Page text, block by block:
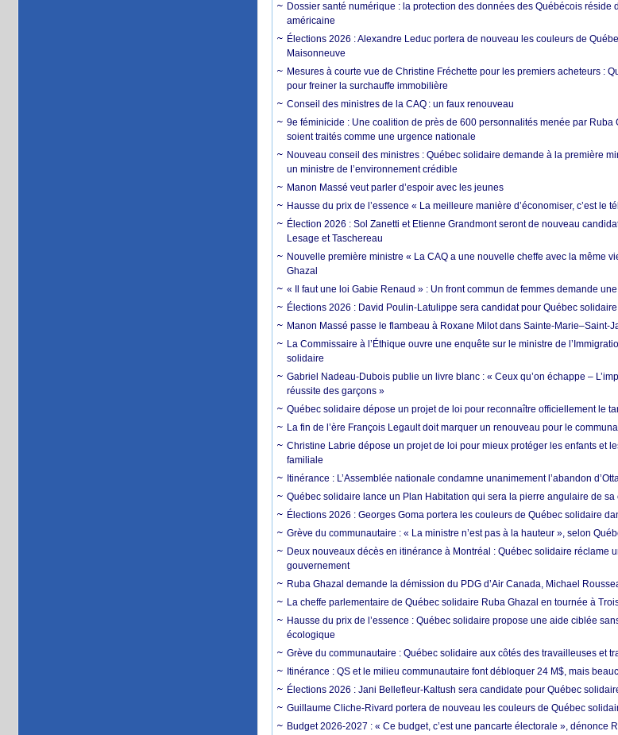
Dossier santé numérique : la protection des données des Québécois réside
américaine
Élections 2026 : Alexandre Leduc portera de nouveau les couleurs de
Maisonneuve
Mesures à courte vue de Christine Fréchette pour les premiers acheteurs :
pour freiner la surchauffe immobilière
Conseil des ministres de la CAQ : un faux renouveau
9e féminicide : Une coalition de près de 600 personnalités menée par
soient traités comme une urgence nationale
Nouveau conseil des ministres : Québec solidaire demande à la première
un ministre de l’environnement crédible
Manon Massé veut parler d’espoir avec les jeunes
Hausse du prix de l’essence « La meilleure manière d’économiser, c’est le
Élection 2026 : Sol Zanetti et Etienne Grandmont seront de nouveau
Lesage et Taschereau
Nouvelle première ministre « La CAQ a une nouvelle cheffe avec la même
Ghazal
« Il faut une loi Gabie Renaud » : Un front commun de femmes demande
Élections 2026 : David Poulin-Latulippe sera candidat pour Québec
Manon Massé passe le flambeau à Roxane Milot dans Sainte-Marie–Saint-
La Commissaire à l’Éthique ouvre une enquête sur le ministre de
solidaire
Gabriel Nadeau-Dubois publie un livre blanc : « Ceux qu’on échappe –
réussite des garçons »
Québec solidaire dépose un projet de loi pour reconnaître officiellement le
La fin de l’ère François Legault doit marquer un renouveau pour le
Christine Labrie dépose un projet de loi pour mieux protéger les enfants et
familiale
Itinérance : L’Assemblée nationale condamne unanimement l’abandon
Québec solidaire lance un Plan Habitation qui sera la pierre angulaire de sa
Élections 2026 : Georges Goma portera les couleurs de Québec solidaire
Grève du communautaire : « La ministre n’est pas à la hauteur », selon
Deux nouveaux décès en itinérance à Montréal : Québec solidaire réclame
gouvernement
Ruba Ghazal demande la démission du PDG d’Air Canada, Michael
La cheffe parlementaire de Québec solidaire Ruba Ghazal en tournée à
Hausse du prix de l’essence : Québec solidaire propose une aide ciblée
écologique
Grève du communautaire : Québec solidaire aux côtés des travailleuses et
Itinérance : QS et le milieu communautaire font débloquer 24 M$, mais
Élections 2026 : Jani Bellefleur-Kaltush sera candidate pour Québec
Guillaume Cliche-Rivard portera de nouveau les couleurs de Québec
Budget 2026-2027 : « Ce budget, c’est une pancarte électorale », dénonce